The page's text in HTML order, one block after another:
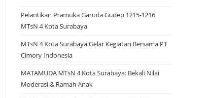
Pelantikan Pramuka Garuda Gudep 1215-1216
MTsN 4 Kota Surabaya
MTsN 4 Kota Surabaya Gelar Kegiatan Bersama PT
Cimory Indonesia
MATAMUDA MTsN 4 Kota Surabaya: Bekali Nilai
Moderasi & Ramah Anak